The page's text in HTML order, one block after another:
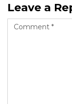
Leave a